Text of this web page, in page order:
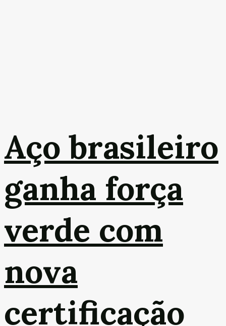
Aço brasileiro
ganha força
verde com
nova
certificação